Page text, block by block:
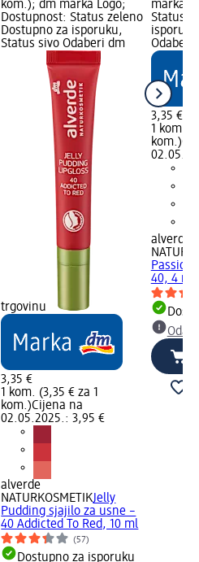
kom.); dm marka Logo;
Dostupnost: Status zeleno
Dostupno za isporuku,
Status sivo Odaberi dm
trgovinu
3,35 €
1 kom. (3,35 € za 1
kom.)Cijena na
02.05.2025.: 3,95 €
alverde
NATURKOSMETIKJelly
Pudding sjajilo za usne –
40 Addicted To Red, 10 ml
(57)
Dostupno za isporuku
marka
Status
Odaberi
3,35 €
1 kom.
kom.)
alverde
Passion
40, 4 ml